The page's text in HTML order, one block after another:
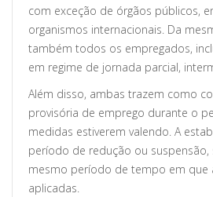
com exceção de órgãos públicos,
organismos internacionais. Da
também todos os empregados,
em regime de jornada parcial,
Além disso, ambas trazem como
provisória de emprego durante o
medidas estiverem valendo. A
período de redução ou
mesmo período de tempo em que
aplicadas.